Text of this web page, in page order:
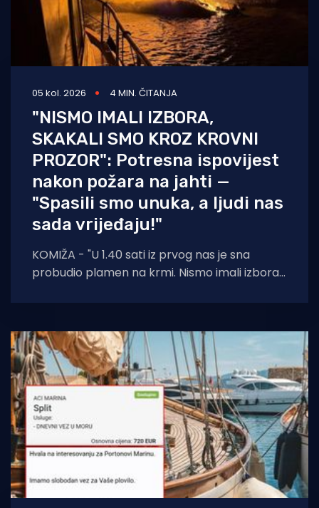
05 kol. 2026 4 MIN. ČITANJA
"NISMO IMALI IZBORA,
SKAKALI SMO KROZ KROVNI
PROZOR": Potresna ispovijest
nakon požara na jahti —
"Spasili smo unuka, a ljudi nas
sada vrijeđaju!"
KOMIŽA - "U 1.40 sati iz prvog nas je sna
probudio plamen na krmi. Nismo imali izbora